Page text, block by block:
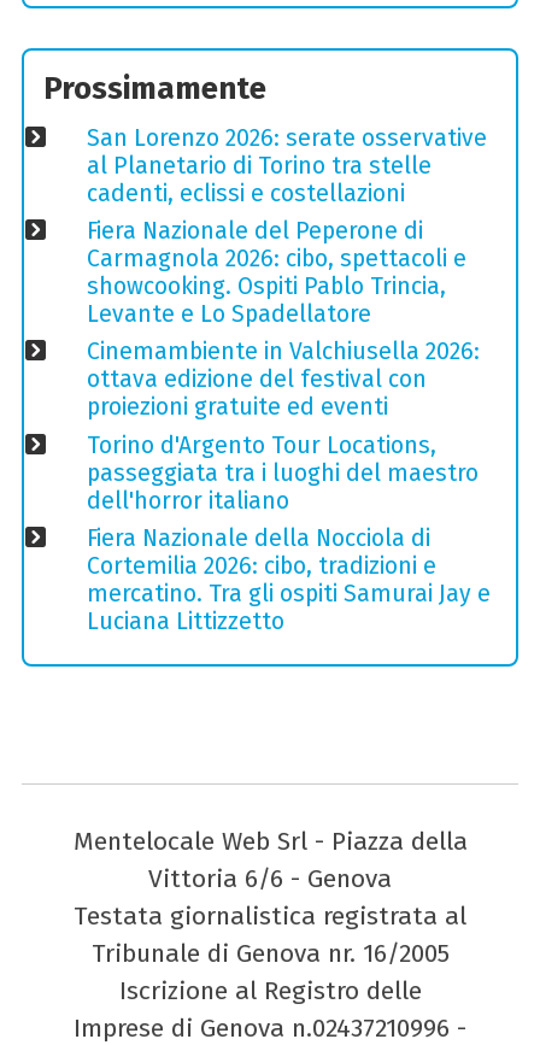
Prossimamente
San Lorenzo 2026: serate osservative
al Planetario di Torino tra stelle
cadenti, eclissi e costellazioni
Fiera Nazionale del Peperone di
Carmagnola 2026: cibo, spettacoli e
showcooking. Ospiti Pablo Trincia,
Levante e Lo Spadellatore
Cinemambiente in Valchiusella 2026:
ottava edizione del festival con
proiezioni gratuite ed eventi
Torino d'Argento Tour Locations,
passeggiata tra i luoghi del maestro
dell'horror italiano
Fiera Nazionale della Nocciola di
Cortemilia 2026: cibo, tradizioni e
mercatino. Tra gli ospiti Samurai Jay e
Luciana Littizzetto
Mentelocale Web Srl - Piazza della
Vittoria 6/6 - Genova
Testata giornalistica registrata al
Tribunale di Genova nr. 16/2005
Iscrizione al Registro delle
Imprese di Genova n.02437210996 -